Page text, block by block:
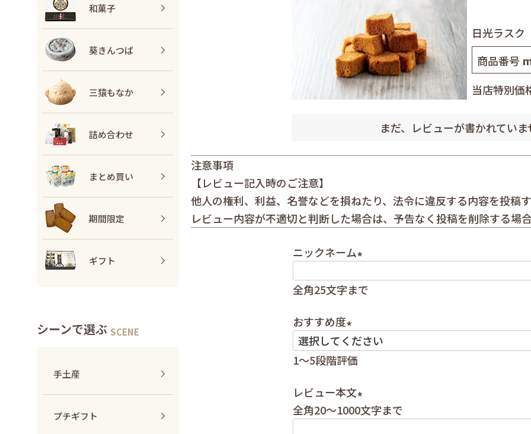
和菓子
葵きんつば
三猿もなか
詰め合わせ
まとめ買い
期間限定
ギフト
シーンで選ぶ
手土産
プチギフト
日光ラス
商品番号
当店特別価
まだ、レビューが書かれてい
注意事項
【レビュー記入時のご注意】
他人の権利、利益、名誉などを損ねたり、法令に違反する内容を投稿
レビュー内容が不適切と判断した場合は、予告なく投稿を削除する場
ニックネーム
(
必
)
全角25文字まで
おすすめ度
(
必
)
1～5段階評価
レビュー本文
(
全角20～1000文字まで